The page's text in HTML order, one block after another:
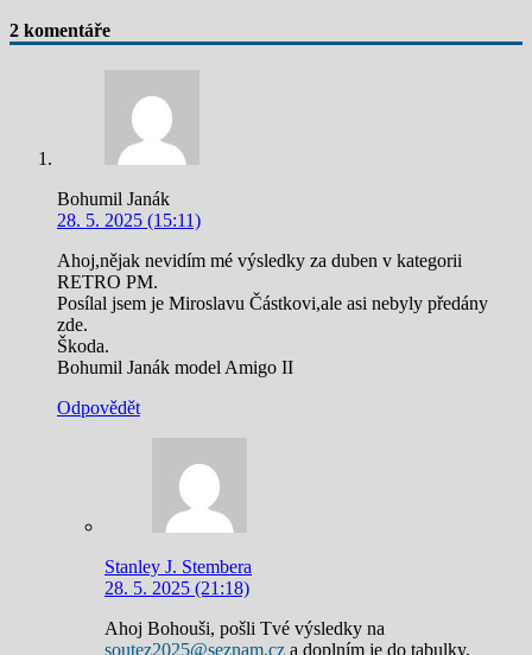
2 komentáře
Bohumil Janák
28. 5. 2025 (15:11)
Ahoj,nějak nevidím mé výsledky za duben v kategorii
RETRO PM.
Posílal jsem je Miroslavu Částkovi,ale asi nebyly předány
zde.
Škoda.
Bohumil Janák model Amigo II
Odpovědět
Stanley J. Stembera
28. 5. 2025 (21:18)
Ahoj Bohouši, pošli Tvé výsledky na
zc.ma
nzes@
5202z
etuos
a doplním je do tabulky.